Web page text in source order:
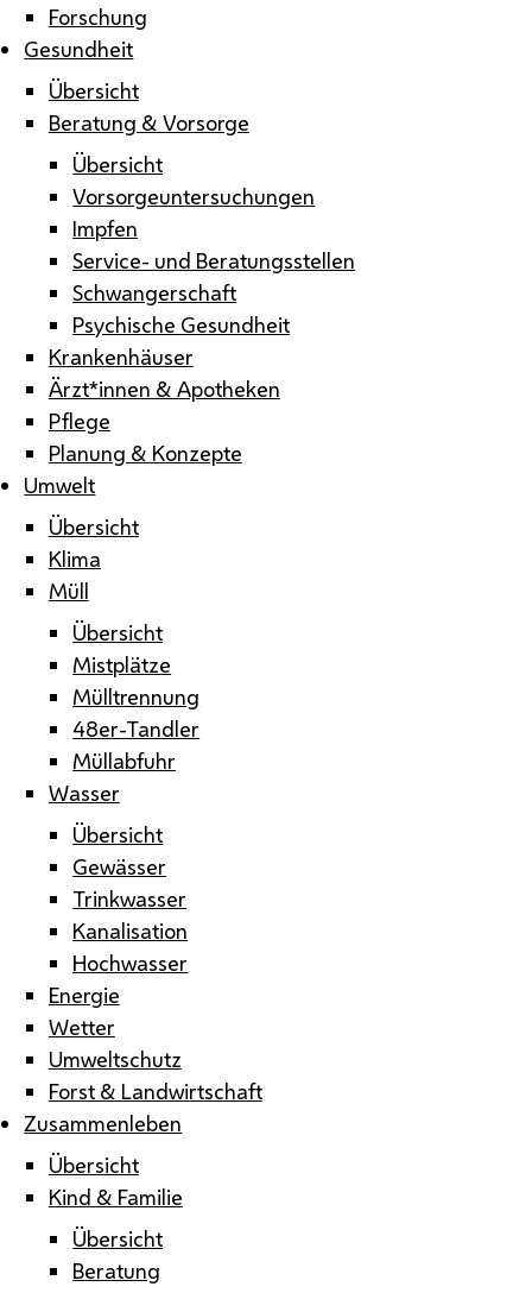
Forschung
Gesundheit
Übersicht
Beratung & Vorsorge
Übersicht
Vorsorgeuntersuchungen
Impfen
Service- und Beratungsstellen
Schwangerschaft
Psychische Gesundheit
Krankenhäuser
Ärzt*innen & Apotheken
Pflege
Planung & Konzepte
Umwelt
Übersicht
Klima
Müll
Übersicht
Mistplätze
Mülltrennung
48er-Tandler
Müllabfuhr
Wasser
Übersicht
Gewässer
Trinkwasser
Kanalisation
Hochwasser
Energie
Wetter
Umweltschutz
Forst & Landwirtschaft
Zusammenleben
Übersicht
Kind & Familie
Übersicht
Beratung